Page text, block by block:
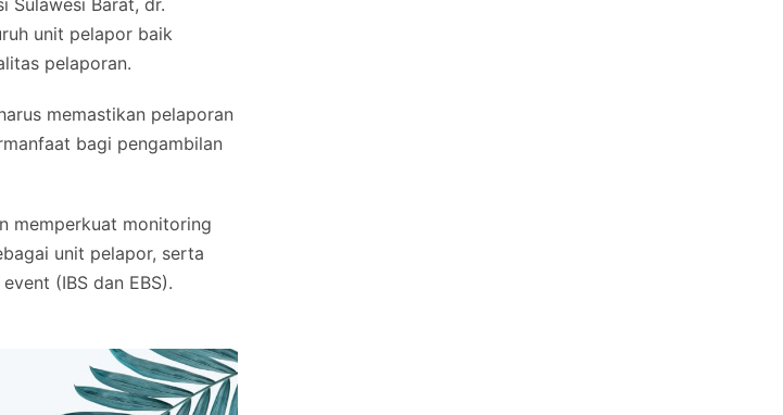
Sulawesi Barat, dr.
unit pelapor baik
pelaporan.
memastikan pelaporan
bagi pengambilan
memperkuat monitoring
unit pelapor, serta
(IBS dan EBS).